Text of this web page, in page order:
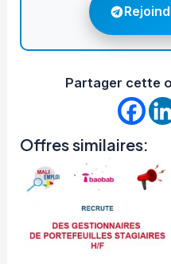
Partager cette
Offres similaires: